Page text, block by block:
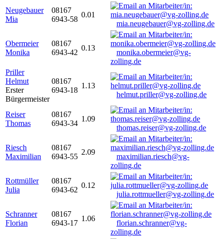
Neugebauer
Mia
08167
6943-58
0.01
mia.neugebauer@vg-zolling.de
Obermeier
Monika
08167
6943-42
0.13
monika.obermeier@vg-
zolling.de
Priller
Helmut
Erster
Bürgermeister
08167
6943-18
1.13
helmut.priller@vg-zolling.de
Reiser
Thomas
08167
6943-34
1.09
thomas.reiser@vg-zolling.de
Riesch
Maximilian
08167
6943-55
2.09
maximilian.riesch@vg-
zolling.de
Rottmüller
Julia
08167
6943-62
0.12
julia.rottmueller@vg-zolling.de
Schranner
Florian
08167
6943-17
1.06
florian.schranner@vg-
zolling.de